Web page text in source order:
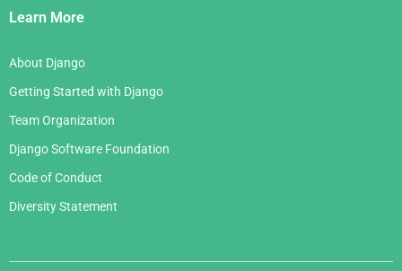
Links
Learn More
About Django
Getting Started with Django
Team Organization
Django Software Foundation
Code of Conduct
Diversity Statement